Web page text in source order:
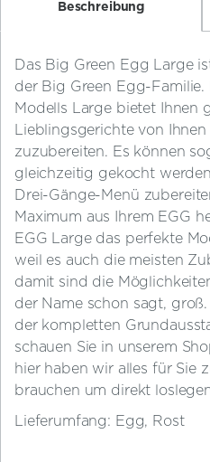
Beschreibung
Das Big Green Egg Large
der Big Green Egg-Familie.
Modells Large bietet Ihnen
Lieblingsgerichte von
zuzubereiten. Es können
gleichzeitig gekocht
Drei-Gänge-Menü
Maximum aus Ihrem EGG
EGG Large das perfekte
weil es auch die meisten
damit sind die
der Name schon sagt,
der kompletten
schauen Sie in unserem
hier haben wir alles für Sie
brauchen um direkt
Lieferumfang: Egg, Rost